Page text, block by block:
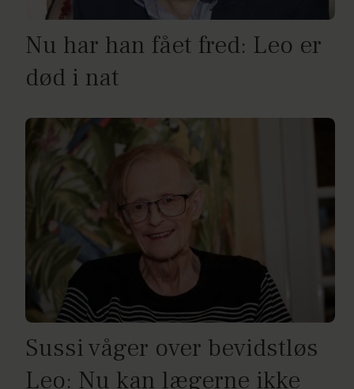
Nu har han fået fred: Leo er
død i nat
Sussi våger over bevidstløs
Leo: Nu kan lægerne ikke